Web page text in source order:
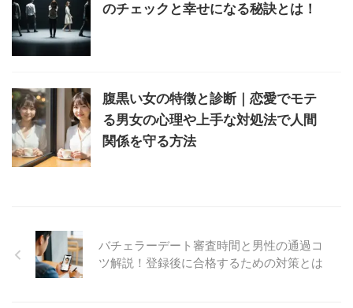
のチェックと幸せになる秘訣とは！
腹黒い女の特徴と診断｜恋愛でモテ
る男女の心理や上手な対処法で人間
関係を守る方法
バチェラーデート審査時間と男性の通過コ
ツ解説！登録後に合格するための対策とは